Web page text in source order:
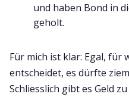
und haben Bond in
geholt.
Für mich ist klar: Egal, für
entscheidet, es dürfte
Schliesslich gibt es Geld